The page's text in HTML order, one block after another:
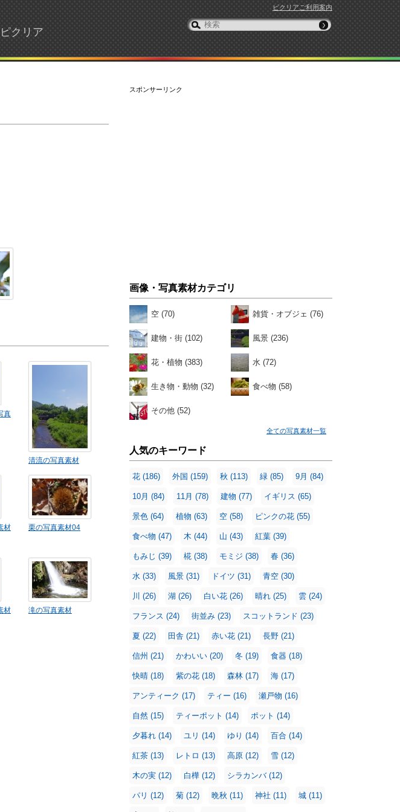
ピクリアご利用案内
クリア
スポンサーリンク
画像・写真素材カテゴリ
空 (70) 雑貨・オブジェ (76)
建物・街 (102) 風景 (236)
花・植物 (383) 水 (72)
生き物・動物 (32) 食べ物 (58)
その他 (52)
全ての写真素材一覧
人気のキーワード
花 (186) 外国 (159) 秋 (113) 緑 (85) 9月 (84)
10月 (84) 11月 (78) 建物 (77) イギリス (65)
景色 (64) 植物 (63) 空 (58) ピンクの花 (55)
食べ物 (47) 木 (44) 山 (43) 紅葉 (39)
もみじ (39) 椛 (38) モミジ (38) 春 (36)
水 (33) 風景 (31) ドイツ (31) 青空 (30)
川 (26) 湖 (26) 白い花 (26) 晴れ (25) 雲 (24)
フランス (24) 街並み (23) スコットランド (23)
夏 (22) 田舎 (21) 赤い花 (21) 長野 (21)
信州 (21) かわいい (20) 冬 (19) 食器 (18)
快晴 (18) 紫の花 (18) 森林 (17) 海 (17)
アンティーク (17) ティー (16) 瀬戸物 (16)
自然 (15) ティーポット (14) ポット (14)
夕暮れ (14) ユリ (14) ゆり (14) 百合 (14)
紅茶 (13) レトロ (13) 高原 (12) 雪 (12)
木の実 (12) 白樺 (12) シラカンバ (12)
パリ (12) 菊 (12) 晩秋 (11) 神社 (11) 城 (11)
真
清流の写真素材
材
栗の写真素材04
材
滝の写真素材